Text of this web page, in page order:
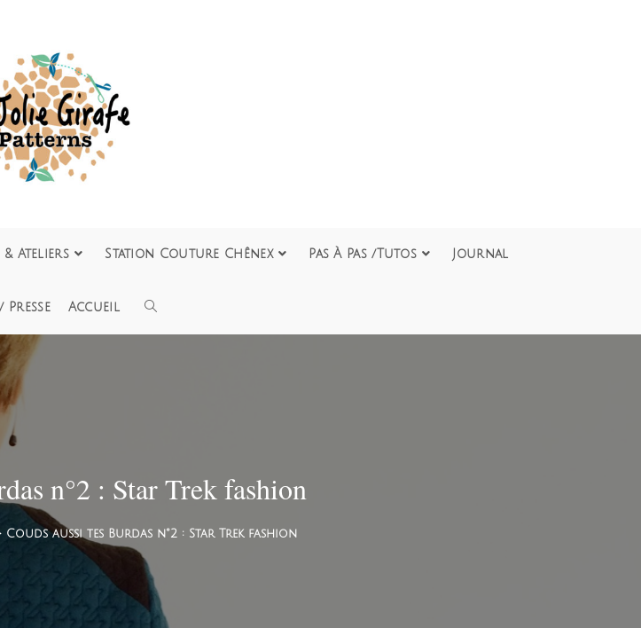
Ateliers Station Couture Chênex Pas À Pas /Tutos Journal
Presse Accueil
n°2 : Star Trek fashion
Couds aussi tes Burdas n°2 : Star Trek fashion